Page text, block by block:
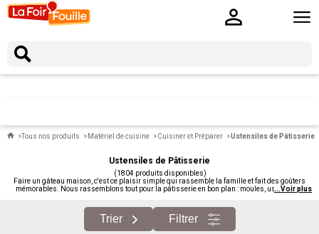
Tous nos produits Matériel de cuisine Cuisiner et Préparer Ustensiles de Pâtisserie
Ustensiles de Pâtisserie
(1804 produits disponibles)
Faire un gâteau maison, c'est ce plaisir simple qui rassemble la famille et fait des goûters
mémorables. Nous rassemblons tout pour la pâtisserie en bon plan : moules, ustensiles,
...Voir plus
Trier Filtrer